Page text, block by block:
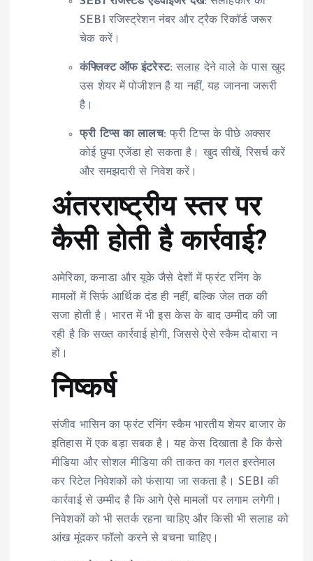
SEBI रजिस्ट्रेशन नंबर और ट्रैक रिकॉर्ड जरूर
चेक करें।
कंफ्लिक्ट ऑफ इंटरेस्ट: सलाह देने वाले के पास खुद
उस शेयर में पोजीशन है या नहीं, यह जानना जरूरी
है।
फ्री टिप्स का लालच: फ्री टिप्स के पीछे अक्सर
कोई छुपा एजेंडा हो सकता है। खुद सीखें, रिसर्च करें
और समझदारी से निवेश करें।
अंतरराष्ट्रीय स्तर पर
कैसी होती है कार्रवाई?
अमेरिका, कनाडा और यूके जैसे देशों में फ्रंट रनिंग के
मामलों में सिर्फ आर्थिक दंड ही नहीं, बल्कि जेल तक की
सजा होती है। भारत में भी इस केस के बाद उम्मीद की जा
रही है कि सख्त कार्रवाई होगी, जिससे ऐसे स्कैम दोबारा न
हों।
निष्कर्ष
संजीव भासिन का फ्रंट रनिंग स्कैम भारतीय शेयर बाजार के
इतिहास में एक बड़ा सबक है। यह केस दिखाता है कि कैसे
मीडिया और सोशल मीडिया की ताकत का गलत इस्तेमाल
कर रिटेल निवेशकों को फंसाया जा सकता है। SEBI की
कार्रवाई से उम्मीद है कि आगे ऐसे मामलों पर लगाम लगेगी।
निवेशकों को भी सतर्क रहना चाहिए और किसी भी सलाह को
आंख मूंदकर फॉलो करने से बचना चाहिए।